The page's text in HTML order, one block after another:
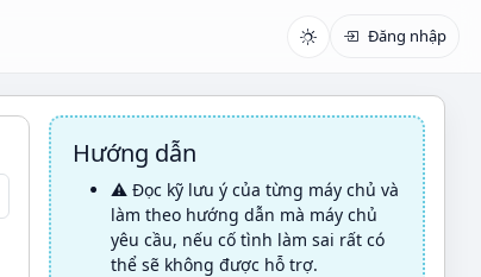
Đăng nhập
Hướng dẫn
⚠️ Đọc kỹ lưu ý của từng máy chủ và
làm theo hướng dẫn mà máy chủ
yêu cầu, nếu cố tình làm sai rất có
thể sẽ không được hỗ trợ.